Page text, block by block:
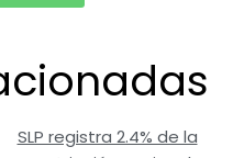
SLP registra 2.4% de la